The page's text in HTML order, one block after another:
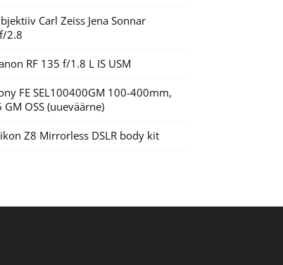
Carl Zeiss Jena Sonnar
2.8
RF 135 f/1.8 L IS USM
FE SEL100400GM 100-400mm,
OSS (uueväärne)
Z8 Mirrorless DSLR body kit